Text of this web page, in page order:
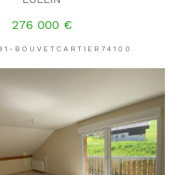
276 000 €
BOUVETCARTIER74100